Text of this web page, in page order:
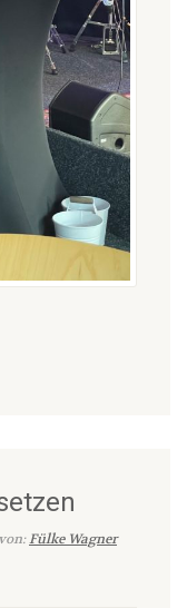
Fülke Wagner